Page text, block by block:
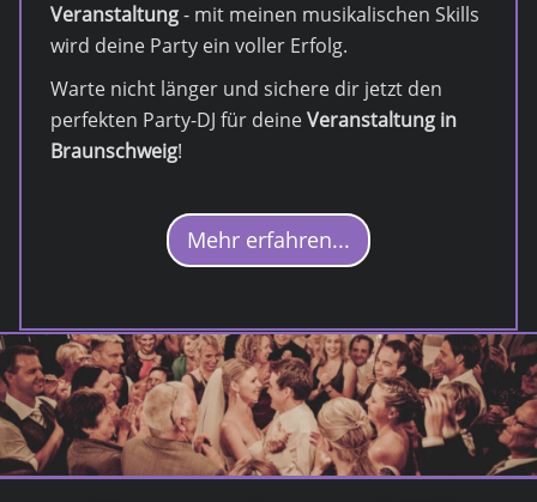
Veranstaltung- mit meinen musikalischen Skills
wird deine Party ein voller Erfolg.
Warte nicht länger und sichere dir jetzt den
perfekten Party-DJ für deineVeranstaltung in
Braunschweig!
Mehr erfahren...